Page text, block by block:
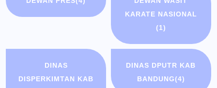
KARATE NASIONAL
(1)
DINAS
DISPERKIMTAN KAB
DINAS DPUTR KAB
BANDUNG(4)